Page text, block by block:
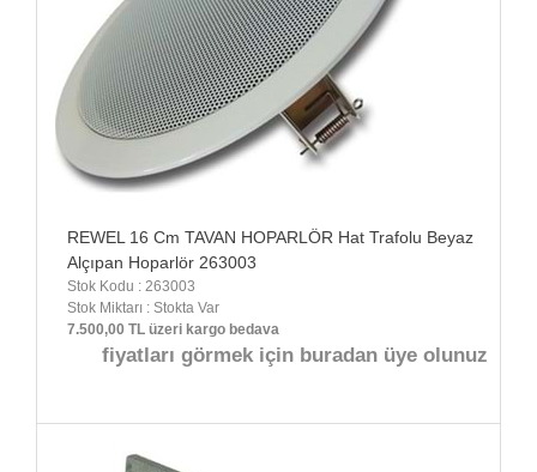
REWEL 16 Cm TAVAN HOPARLÖR Hat Trafolu Beyaz
Alçıpan Hoparlör 263003
Stok Kodu : 263003
Stok Miktarı : Stokta Var
7.500,00 TL üzeri kargo bedava
fiyatları görmek için buradan üye olunuz